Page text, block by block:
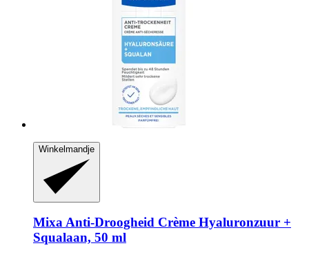
Winkelmandje
MixaAnti-​Droogheid Crème Hyaluronzuur +
Squalaan, 50 ml